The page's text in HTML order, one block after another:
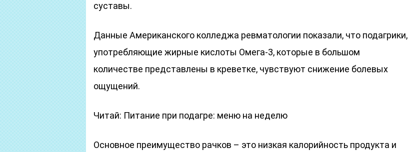
суставы.
Данные Американского колледжа ревматологии показали, что подагрики,
употребляющие жирные кислоты Омега-3, которые в большом
количестве представлены в креветке, чувствуют снижение болевых
ощущений.
Читай: Питание при подагре: меню на неделю
Основное преимущество рачков – это низкая калорийность продукта и